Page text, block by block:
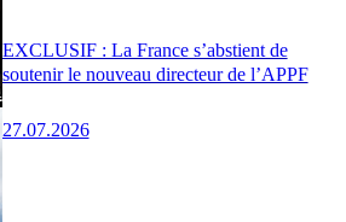
EXCLUSIF : La France s’abstient de
soutenir le nouveau directeur de l’APPF
27.07.2026